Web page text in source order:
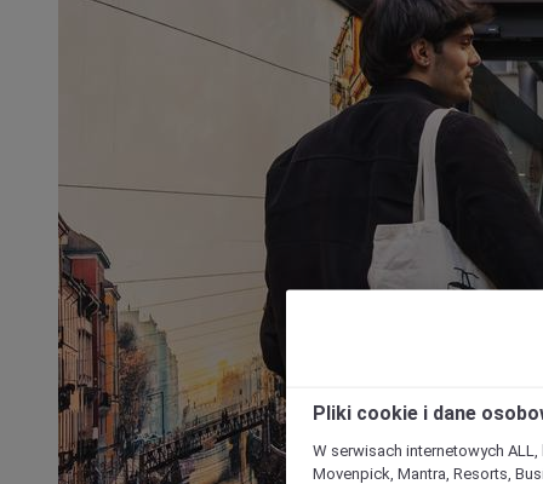
Pliki cookie i dane
W serwisach internetowych
Movenpick, Mantra, Resorts,